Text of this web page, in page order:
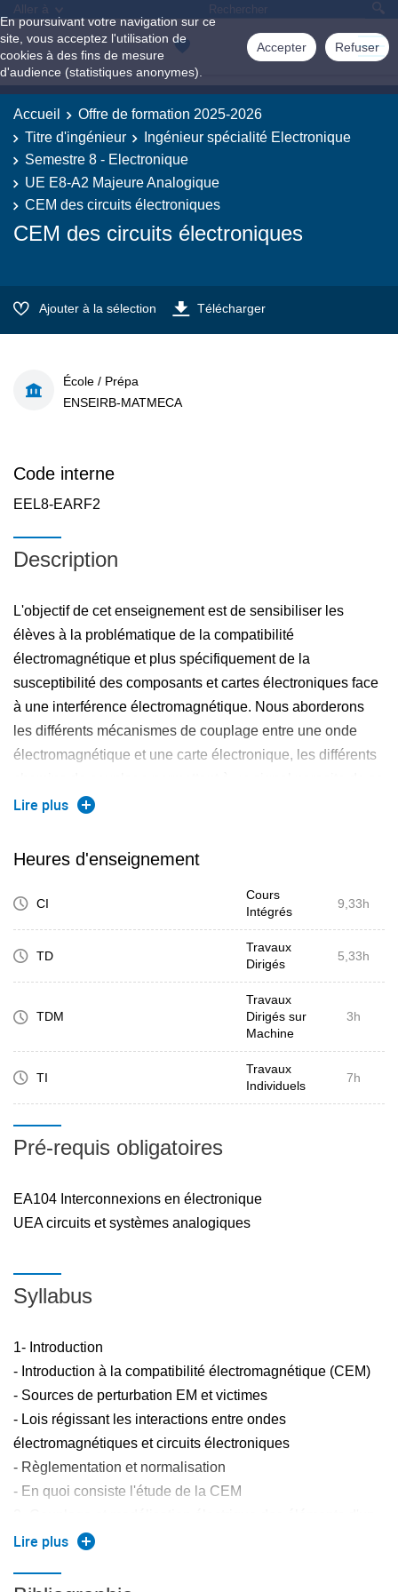
En poursuivant votre navigation sur ce
site, vous acceptez l'utilisation de
cookies à des fins de mesure
d'audience (statistiques anonymes).
Accepter Refuser
Aller à
Accueil
Offre de formation 2025-2026
Titre d'ingénieur
Ingénieur spécialité Electronique
Semestre 8 - Electronique
UE E8-A2 Majeure Analogique
CEM des circuits électroniques
CEM des circuits électroniques
Ajouter à la sélection Télécharger
École / Prépa
ENSEIRB-MATMECA
Code interne
EEL8-EARF2
Description
L'objectif de cet enseignement est de sensibiliser les
élèves à la problématique de la compatibilité
électromagnétique et plus spécifiquement de la
susceptibilité des composants et cartes électroniques face
à une interférence électromagnétique. Nous aborderons
les différents mécanismes de couplage entre une onde
électromagnétique et une carte électronique, les différents
propager au sein d'une carte électronique et enfin les
blindage permettant d'améliorer l'immunité
Lire plus
Heures d'enseignement
CI
Cours
Intégrés
9,33h
TD
Travaux
Dirigés
5,33h
TDM
Travaux
Dirigés sur
Machine
3h
TI
Travaux
Individuels
7h
Pré-requis obligatoires
EA104 Interconnexions en électronique
UEA circuits et systèmes analogiques
Syllabus
1- Introduction
- Introduction à la compatibilité électromagnétique (CEM)
- Sources de perturbation EM et victimes
- Lois régissant les interactions entre ondes
électromagnétiques et circuits électroniques
- Règlementation et normalisation
- En quoi consiste l'étude de la CEM
circuit électronique
- Modélisation des composants passifs et des
Lire plus